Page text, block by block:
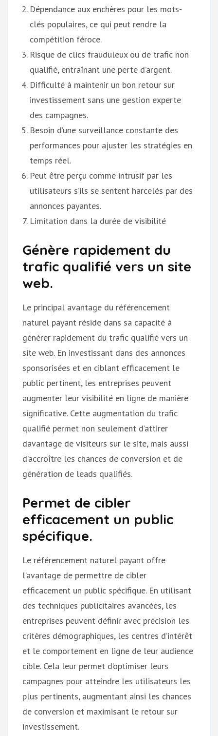
Dépendance aux enchères pour les mots-
clés populaires, ce qui peut rendre la
compétition féroce.
Risque de clics frauduleux ou de trafic non
qualifié, entraînant une perte d’argent.
Difficulté à maintenir un bon retour sur
investissement sans une gestion experte
des campagnes.
Besoin d’une surveillance constante des
performances pour ajuster les stratégies en
temps réel.
Peut être perçu comme intrusif par les
utilisateurs s’ils se sentent harcelés par des
annonces payantes.
Limitation dans la durée de visibilité
Génère rapidement du
trafic qualifié vers un site
web.
Le principal avantage du référencement
naturel payant réside dans sa capacité à
générer rapidement du trafic qualifié vers un
site web. En investissant dans des annonces
sponsorisées et en ciblant efficacement le
public pertinent, les entreprises peuvent
augmenter leur visibilité en ligne de manière
significative. Cette augmentation du trafic
qualifié permet non seulement d’attirer
davantage de visiteurs sur le site, mais aussi
d’accroître les chances de conversion et de
génération de leads qualifiés.
Permet de cibler
efficacement un public
spécifique.
Le référencement naturel payant offre
l’avantage de permettre de cibler
efficacement un public spécifique. En utilisant
des techniques publicitaires avancées, les
entreprises peuvent définir avec précision les
critères démographiques, les centres d’intérêt
et le comportement en ligne de leur audience
cible. Cela leur permet d’optimiser leurs
campagnes pour atteindre les utilisateurs les
plus pertinents, augmentant ainsi les chances
de conversion et maximisant le retour sur
investissement.